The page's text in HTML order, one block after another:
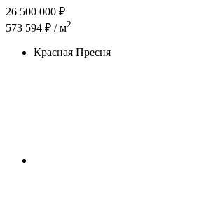
26 500 000 ₽
573 594 ₽ / м2
Красная Пресня